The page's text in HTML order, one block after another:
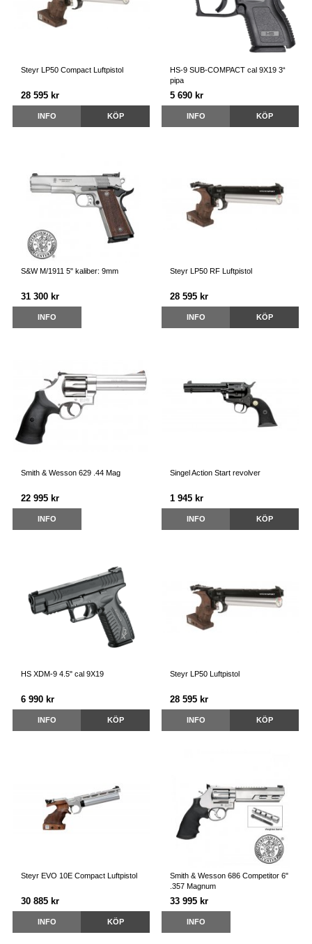
Steyr LP50 Compact Luftpistol
28 595 kr
INFO KÖP
HS-9 SUB-COMPACT cal 9X19 3“
pipa
5 690 kr
INFO KÖP
S&W M/1911 5" kaliber: 9mm
31 300 kr
INFO
Steyr LP50 RF Luftpistol
28 595 kr
INFO KÖP
Smith & Wesson 629 .44 Mag
22 995 kr
INFO
Singel Action Start revolver
1 945 kr
INFO KÖP
HS XDM-9 4.5" cal 9X19
6 990 kr
INFO KÖP
Steyr LP50 Luftpistol
28 595 kr
INFO KÖP
Steyr EVO 10E Compact Luftpistol
30 885 kr
INFO KÖP
Smith & Wesson 686 Competitor 6"
.357 Magnum
33 995 kr
INFO